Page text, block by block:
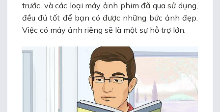
trước, và các loại máy ảnh phim đã qua sử dụng,
đều đủ tốt để bạn có được những bức ảnh đẹp.
Việc có máy ảnh riêng sẽ là một sự hỗ trợ lớn.